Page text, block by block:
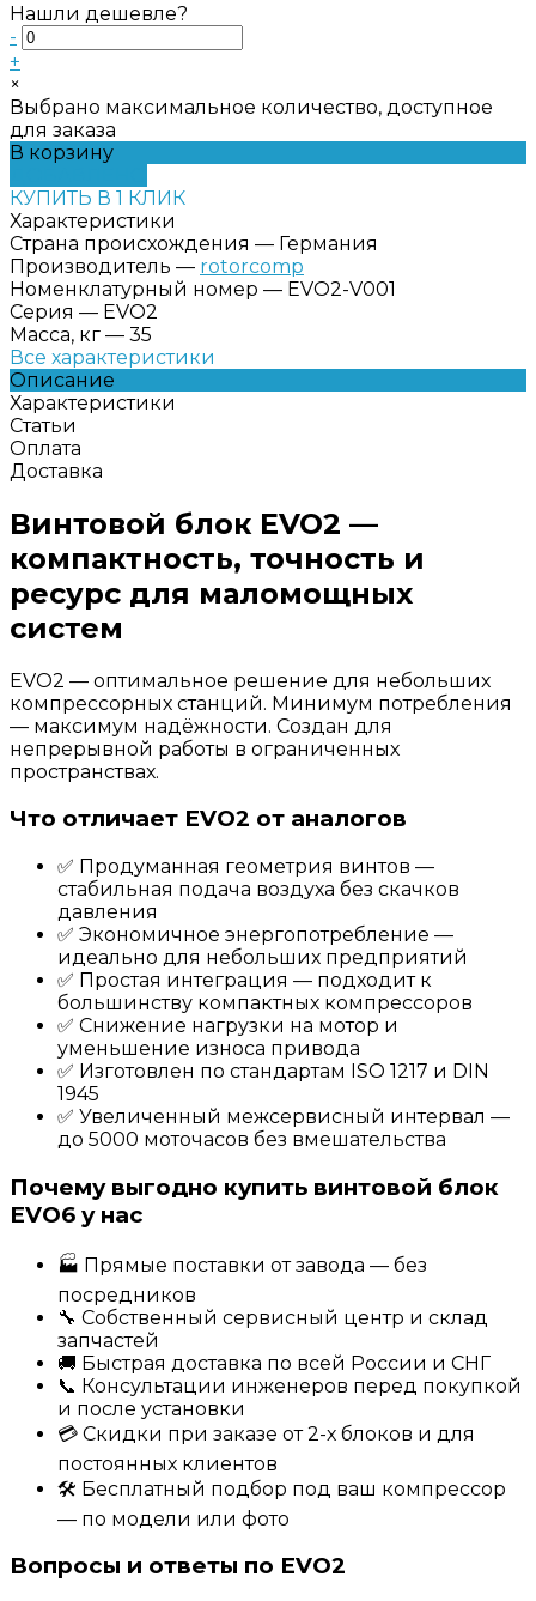
Нашли дешевле?
-
+
×
Выбрано максимальное количество, доступное
для заказа
В корзину
КУПИТЬ В 1 КЛИК
Характеристики
Страна происхождения — Германия
Производитель — rotorcomp
Номенклатурный номер — EVO2-V001
Серия — EVO2
Масса, кг — 35
Все характеристики
Описание
Характеристики
Статьи
Оплата
Доставка
Винтовой блок EVO2 —
компактность, точность и
ресурс для маломощных
систем
EVO2 — оптимальное решение для небольших
компрессорных станций. Минимум потребления
— максимум надёжности. Создан для
непрерывной работы в ограниченных
пространствах.
Что отличает EVO2 от аналогов
✅ Продуманная геометрия винтов —
стабильная подача воздуха без скачков
давления
✅ Экономичное энергопотребление —
идеально для небольших предприятий
✅ Простая интеграция — подходит к
большинству компактных компрессоров
✅ Снижение нагрузки на мотор и
уменьшение износа привода
✅ Изготовлен по стандартам ISO 1217 и DIN
1945
✅ Увеличенный межсервисный интервал —
до 5000 моточасов без вмешательства
Почему выгодно купить винтовой блок
EVO6 у нас
🏭 Прямые поставки от завода — без
посредников
🔧 Собственный сервисный центр и склад
запчастей
🚚 Быстрая доставка по всей России и СНГ
📞 Консультации инженеров перед покупкой
и после установки
💳 Скидки при заказе от 2-х блоков и для
постоянных клиентов
🛠️ Бесплатный подбор под ваш компрессор
— по модели или фото
Вопросы и ответы по EVO2